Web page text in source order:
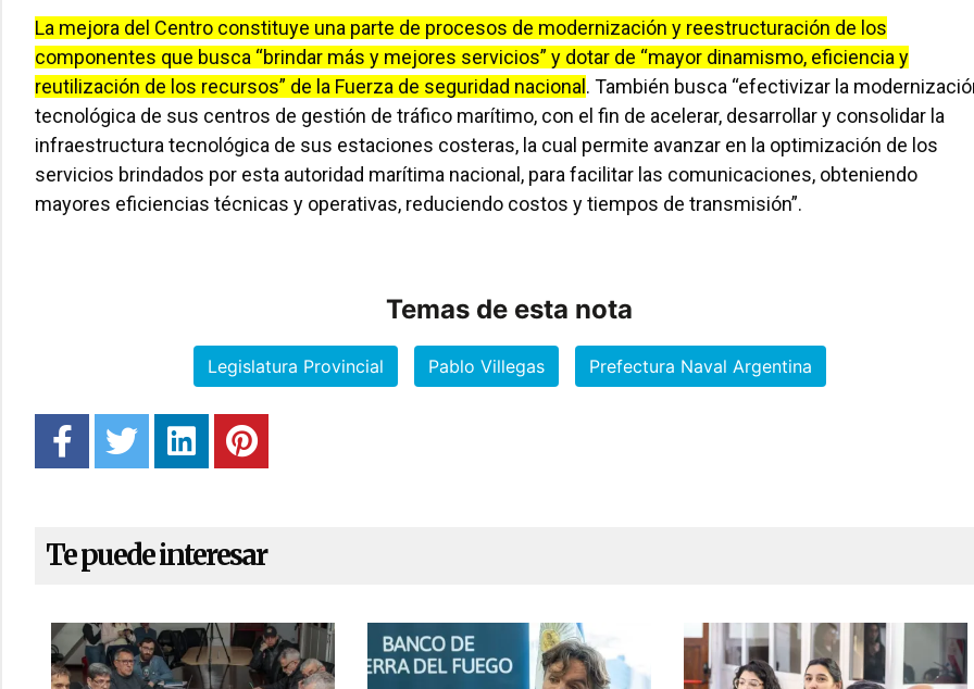
La mejora del Centro constituye una parte de procesos de modernización y reestructuración de los
componentes que busca “brindar más y mejores servicios” y dotar de “mayor dinamismo, eficiencia y
reutilización de los recursos” de la Fuerza de seguridad nacional . También busca “efectivizar la
tecnológica de sus centros de gestión de tráfico marítimo, con el fin de acelerar, desarrollar y consolidar la
infraestructura tecnológica de sus estaciones costeras, la cual permite avanzar en la optimización de los
servicios brindados por esta autoridad marítima nacional, para facilitar las comunicaciones, obteniendo
mayores eficiencias técnicas y operativas, reduciendo costos y tiempos de transmisión”.
Temas de esta nota
Legislatura Provincial Pablo Villegas Prefectura Naval Argentina
Te puede interesar